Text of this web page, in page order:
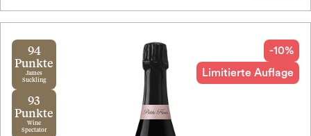
94
Punkte
James
Suckling
93
Punkte
Wine
Spectator
-10%
Limitierte Auflage